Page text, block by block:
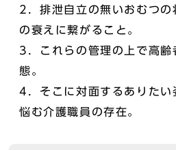
2．排泄自立の無いおむつの
の衰えに繋がること。
3．これらの管理の上で高齢
態。
4．そこに対面するありたい
悩む介護職員の存在。